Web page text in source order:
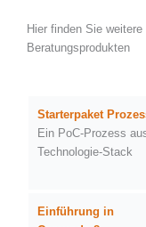
Hier finden Sie
Beratungsprodukten
Starterpaket
Ein PoC-Prozess
Technologie-Stack
Einführung in